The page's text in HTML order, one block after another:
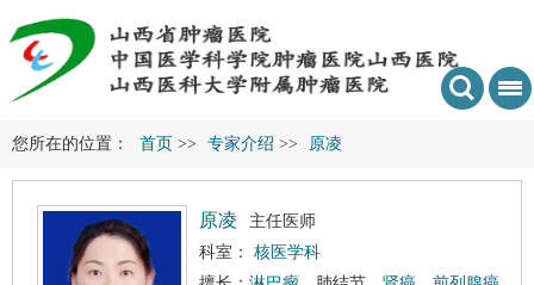
您所在的位置： 首页 >> 专家介绍 >> 原凌
原凌
主任医师
科室： 核医学科